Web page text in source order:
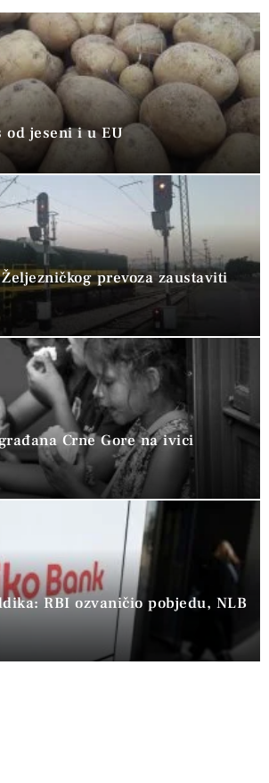
od jeseni i u EU
prevoza zaustaviti
Crne Gore na ivici
RBI ozvaničio pobjedu, NLB